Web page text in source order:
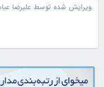
ویرایش شده توسط علیرضا عباسی در